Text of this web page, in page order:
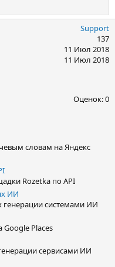
Support
137
11 Июл 2018
11 Июл 2018
Оценок: 0
словам на Яндекс
Rozetka по API
ИИ
генерации системами ИИ
Google Places
сервисами ИИ